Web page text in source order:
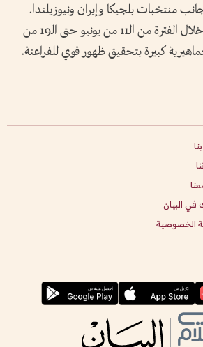
منتخبات بلجيكا وإيران ونيوزيلندا.
وتقام منافسات البطولة خلال الفترة من الـ11 من يونيو حتى الـ19 من
كبيرة بتحقيق ظهور قوي للفراعنة.
في البيان
الخصوصية